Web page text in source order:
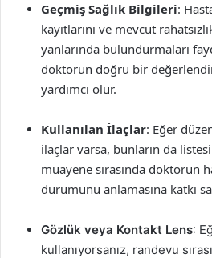
Geçmiş Sağlık Bilgileri:
kayıtlarını ve mevcut
yanlarında bulundurmaları
doktorun doğru bir
yardımcı olur.
Kullanılan İlaçlar: Eğer
ilaçlar varsa, bunların da listesi
muayene sırasında doktorun
durumunu anlamasına katkı
Gözlük veya Kontakt Lens:
kullanıyorsanız, randevu